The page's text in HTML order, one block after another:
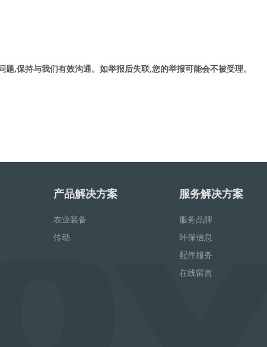
,保持与我们有效沟通。如举报后失联,您的举报可能会不被受理。
产品解决方案
农业装备
传动
服务解决方案
服务品牌
环保信息
配件服务
在线留言